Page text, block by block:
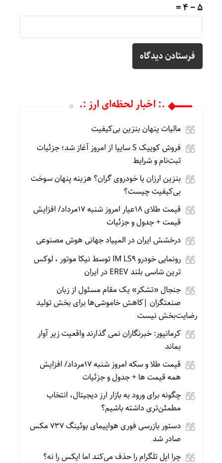
5 − 4 =
.: اخبار لحظه‌ای ارز :.
مالیات پنهان بنزین بی‌کیفیت
فروش کوییک S سایپا از امروز آغاز شد؛ جزئیات
ثبت‌نام و شرایط
بنزین ارزان یا خودروی گران؟ هزینه پنهان سوخت
بی‌کیفیت چیست؟
قیمت طلای 18عیار امروز شنبه 17مرداد/ افزایش
قیمت + جدول و جزئیات
درخشش ایران در المپیاد جهانی هوش مصنوعی
رونمایی خودرو IM LS9 توسط نیکا موتور ، لوکس
ترین شاسی بلند EREV در ایران
جنجال «تشکر» یک مقام مسئول از زبان
صنعتگران |کاهش خاموشی‌ها برای بخش تولید
رضایت‌بخش نیست
کرمانپور: خبرنگاران نمی گذارند واقعیت زیر آوار
بماند
قیمت طلا و سکه امروز شنبه 17مرداد/ افزایش
همه قیمت ها + جدول و جزئیات
چگونه برای ورود به بازار ارز دیجیتال، انتخاب
مطمئن‌تری داشته باشیم؟
دستور بازرسی فوری هواپیمای بوئینگ ۷۳۷ مکس
صادر شد
چرا اپل تلگرام را حذف می‌کند اما ایکس را نه؟